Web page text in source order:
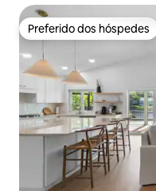
Preferido dos hóspedes
Preferido dos hóspedes